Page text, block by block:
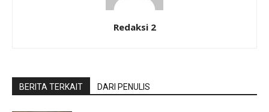
Redaksi 2
BERITA TERKAIT DARI PENULIS